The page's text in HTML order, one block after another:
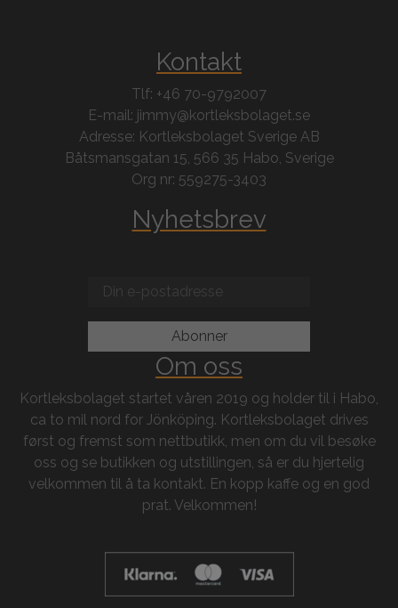
Kontakt
Tlf: +46 70-9792007
E-mail: jimmy@kortleksbolaget.se
Adresse: Kortleksbolaget Sverige AB
Båtsmansgatan 15, 566 35 Habo, Sverige
Org nr: 559275-3403
Nyhetsbrev
Om oss
Kortleksbolaget startet våren 2019 og holder til i Habo,
ca to mil nord for Jönköping. Kortleksbolaget drives
først og fremst som nettbutikk, men om du vil besøke
oss og se butikken og utstillingen, så er du hjertelig
velkommen til å ta kontakt. En kopp kaffe og en god
prat. Velkommen!